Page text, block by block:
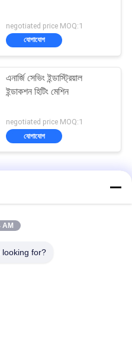
negotiated price MOQ:1
যোগাযোগ
এনার্জি সেভিং ইন্ডাস্ট্রিয়াল
ইন্ডাকশন হিটিং মেশিন
negotiated price MOQ:1
যোগাযোগ
380V কাস্টমাইজড
মেশিন
মেশিন উচ্চ ফ্রিকোয়েন্সি
AM
looking for?